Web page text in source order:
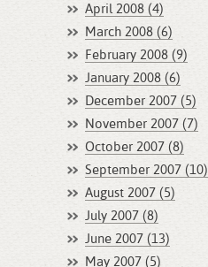
April 2008 (4)
March 2008 (6)
February 2008 (9)
January 2008 (6)
December 2007 (5)
November 2007 (7)
October 2007 (8)
September 2007 (10)
August 2007 (5)
July 2007 (8)
June 2007 (13)
May 2007 (5)